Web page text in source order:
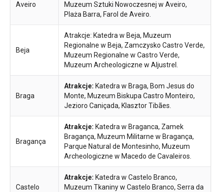
Aveiro
Muzeum Sztuki Nowoczesnej w Aveiro,
Plaża Barra, Farol de Aveiro.
Beja
Atrakcje: Katedra w Beja, Muzeum
Regionalne w Beja, Zamczysko Castro Verde,
Muzeum Regionalne w Castro Verde,
Muzeum Archeologiczne w Aljustrel.
Braga
Atrakcje: Katedra w Braga, Bom Jesus do
Monte, Muzeum Biskupa Castro Monteiro,
Jezioro Caniçada, Klasztor Tibães.
Bragança
Atrakcje: Katedra w Braganca, Zamek
Bragança, Muzeum Militarne w Bragança,
Parque Natural de Montesinho, Muzeum
Archeologiczne w Macedo de Cavaleiros.
Castelo
Atrakcje: Katedra w Castelo Branco,
Muzeum Tkaniny w Castelo Branco, Serra da